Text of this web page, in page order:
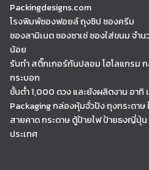
Packingdesigns.com
โรงพิมพ์ซองฟอยล์ ถุงซิป ซองครีม
ซองลามิเนต ซองซาเช่ ซองใส่ขนม จ
น้อย
รับทำ สติ๊กเกอร์กันปลอม โฮโลแกรม
กระบอก
ขั้นต่ำ 1,000 ดวง และยังผลิตงาน อา
Packaging กล่องหุ้มจั่วปัง ถุงกระดาษ
สายคาด กระดาษ ตู้ป้ายไฟ ป้ายธงญี่ปุ่
ประเทศ